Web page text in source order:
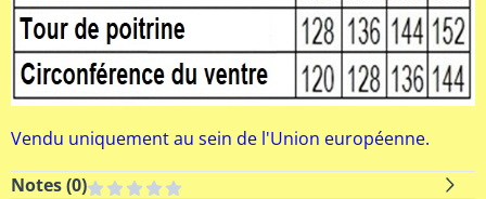
Vendu uniquement au sein de l'Union européenne.
Notes (0)